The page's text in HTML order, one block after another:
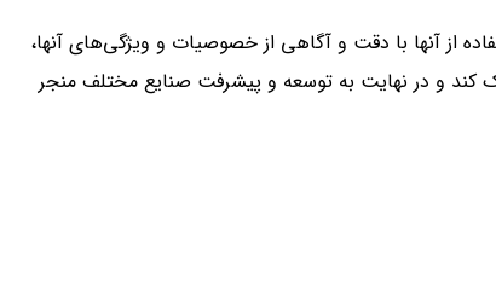
از آنها با دقت و آگاهی از خصوصیات و ویژگی‌های آنها،
کند و در نهایت به توسعه و پیشرفت صنایع مختلف منجر